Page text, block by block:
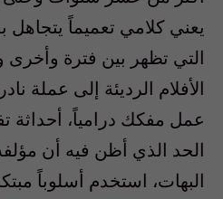
يعني كلامي تعميماً يتجاهل
التي تظهر بين فترة وأخرى
الأفلام الرديئة إلى عملة
عمل مفكك درامياً، أحداثة
الحد الذي أظن فيه أن
البهات، استخدم أسلوباً